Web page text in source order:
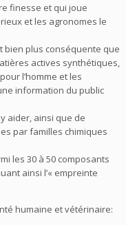
finesse et qui joue
et les agronomes le
bien plus conséquente que
actives synthétiques,
l’homme et les
information du public
y aider, ainsi que de
par familles chimiques
les 30 à 50 composants
ainsi l’« empreinte
humaine et vétérinaire: